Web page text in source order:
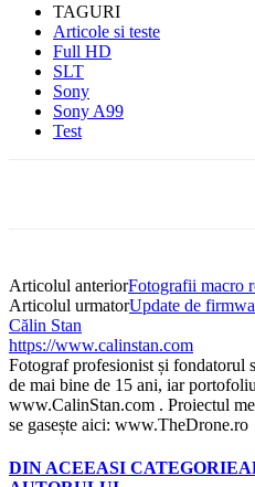
TAGURI
Articole si teste
Full HD
SLT
Sony
Sony A99
Test
Articolul anteriorFotografii macro
Articolul urmatorUpdate de
Călin Stan
https://www.calinstan.com
Fotograf profesionist și fondatorul
de mai bine de 15 ani, iar
www.CalinStan.com . Proiectul
se gasește aici: www.TheDrone.ro
DIN ACEEASI CATEGORIE